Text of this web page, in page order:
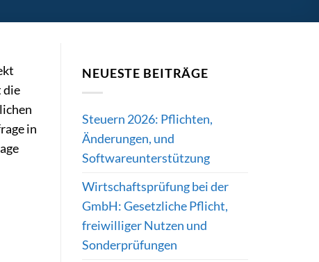
die
in
NEUESTE BEITRÄGE
Steuern 2026: Pflichten,
Änderungen, und
Softwareunterstützung
Wirtschaftsprüfung bei der
GmbH: Gesetzliche Pflicht,
freiwilliger Nutzen und
Sonderprüfungen